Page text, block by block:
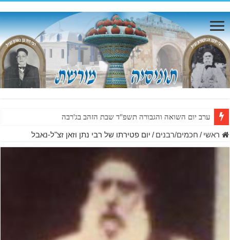
ערב יום השואה והגבורה תשפ"ד שבת הזהב בג'רבה
ראשי / חכמים/רבנים / יום פטירתו של רבי נתן וזאן זצ"ל-נאבל